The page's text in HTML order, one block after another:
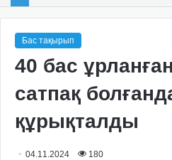
Бас тақырып
40 бас
сатпақ
құрықталды
04.11.2024 180